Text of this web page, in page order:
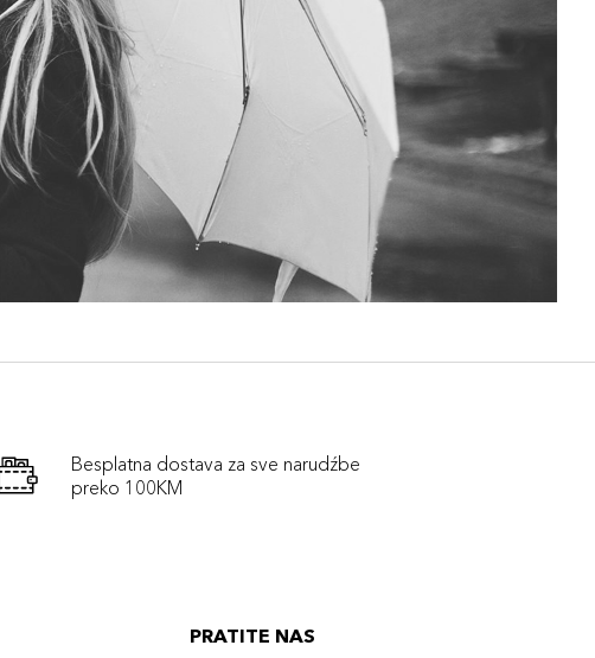
Besplatna dostava za sve narudźbe
preko 100KM
PRATITE NAS